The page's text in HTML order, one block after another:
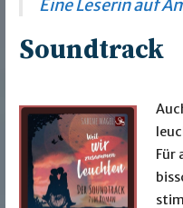
Eine Leserin auf
Soundtrack
Für